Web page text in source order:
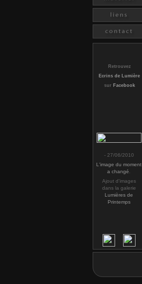
Retrouvez
Ecrins de Lumière
sur Facebook
- 27/06/2010
L'image du moment
a changé
Ajout d'images
dans la galerie
Lumières de
Printemps